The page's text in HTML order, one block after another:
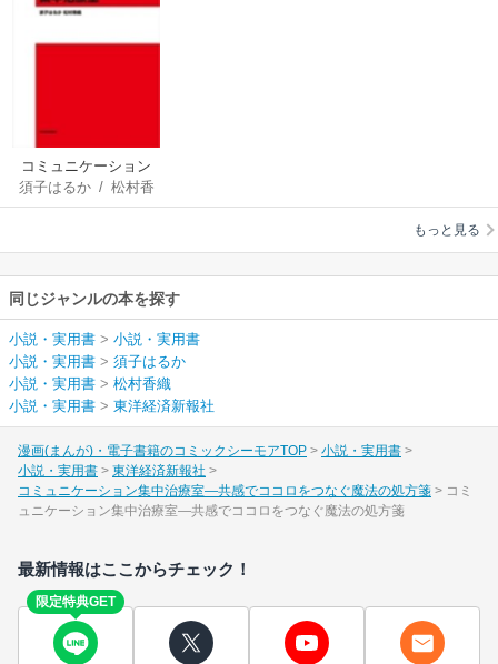
コミュニケーション
集中治療室―共感で
ココロをつなぐ魔法
須子はるか/ 松村香
織
もっと見る
同じジャンルの本を探す
小説・実用書 > 小説・実用書
小説・実用書 > 須子はるか
小説・実用書 > 松村香織
小説・実用書 > 東洋経済新報社
漫画(まんが)・電子書籍のコミックシーモアTOP
小説・実用書
小説・実用書
東洋経済新報社
コミュニケーション集中治療室―共感でココロをつなぐ魔法の処方箋
コミ
ュニケーション集中治療室―共感でココロをつなぐ魔法の処方箋
最新情報はここからチェック！
限定特典GET